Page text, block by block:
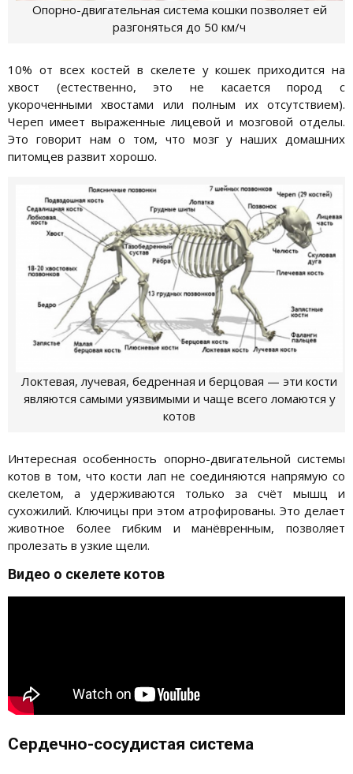
Опорно-двигательная система кошки позволяет ей
разгоняться до 50 км/ч
10% от всех костей в скелете у кошек приходится на
хвост (естественно, это не касается пород с
укороченными хвостами или полным их отсутствием).
Череп имеет выраженные лицевой и мозговой отделы.
Это говорит нам о том, что мозг у наших домашних
питомцев развит хорошо.
Локтевая, лучевая, бедренная и берцовая — эти кости
являются самыми уязвимыми и чаще всего ломаются у
котов
Интересная особенность опорно-двигательной системы
котов в том, что кости лап не соединяются напрямую со
скелетом, а удерживаются только за счёт мышц и
сухожилий. Ключицы при этом атрофированы. Это делает
животное более гибким и манёвренным, позволяет
пролезать в узкие щели.
Видео о скелете котов
Сердечно-сосудистая система